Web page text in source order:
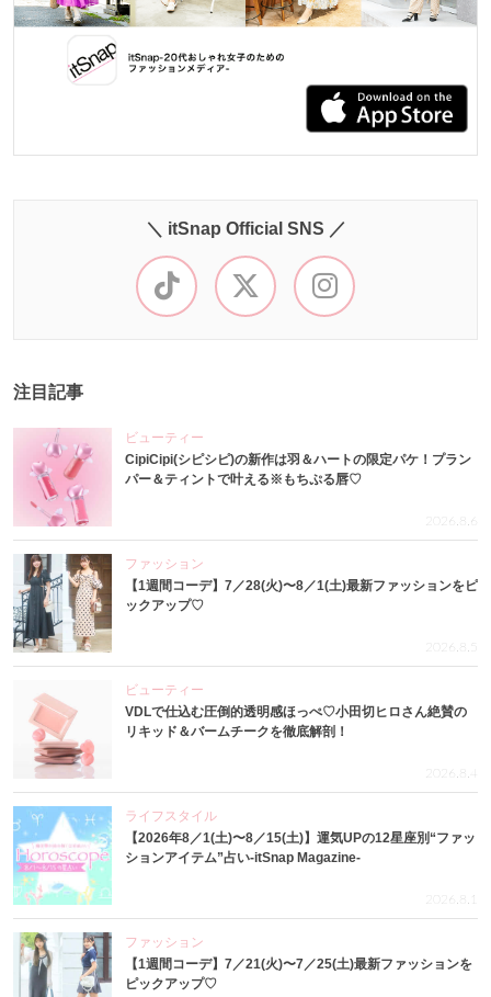
＼ itSnap Official SNS ／
注目記事
ビューティー
CipiCipi(シピシピ)の新作は羽＆ハートの限定パケ！プラン
パー＆ティントで叶える※もちぷる唇♡
2026.8.6
ファッション
【1週間コーデ】7／28(火)〜8／1(土)最新ファッションをピ
ックアップ♡
2026.8.5
ビューティー
VDLで仕込む圧倒的透明感ほっぺ♡小田切ヒロさん絶賛の
リキッド＆バームチークを徹底解剖！
2026.8.4
ライフスタイル
【2026年8／1(土)〜8／15(土)】運気UPの12星座別“ファッ
ションアイテム”占い-itSnap Magazine-
2026.8.1
ファッション
【1週間コーデ】7／21(火)〜7／25(土)最新ファッションを
ピックアップ♡